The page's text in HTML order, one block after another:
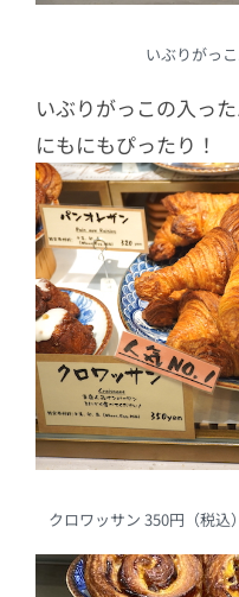
いぶりがっ
いぶりがっこの入っ
にもにもぴったり！
クロワッサン 350円（税込